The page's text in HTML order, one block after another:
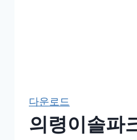
다운로드
의령이솔파